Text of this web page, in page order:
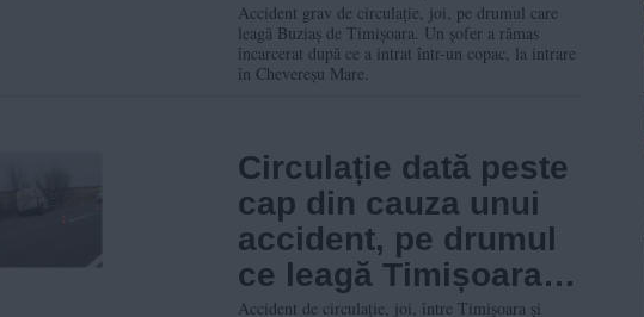
Accident grav de circulație, joi, pe drumul care
leagă Buziaș de Timișoara. Un șofer a rămas
încarcerat după ce a intrat într-un copac, la intrare
în Chevereșu Mare.
Circulație dată peste
cap din cauza unui
accident, pe drumul
ce leagă Timișoara
Accident de circulație, joi, între Timișoara și